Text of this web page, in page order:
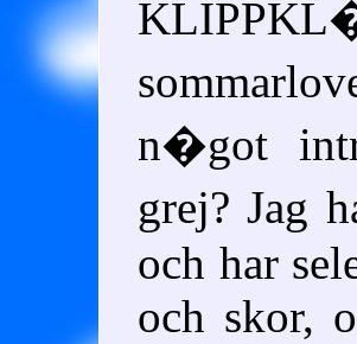
n�got
grej? Jag
och har
och skor,